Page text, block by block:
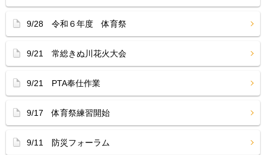
9/28 令和６年度 体育祭
9/21 常総きぬ川花火大会
9/21 PTA奉仕作業
9/17 体育祭練習開始
9/11 防災フォーラム